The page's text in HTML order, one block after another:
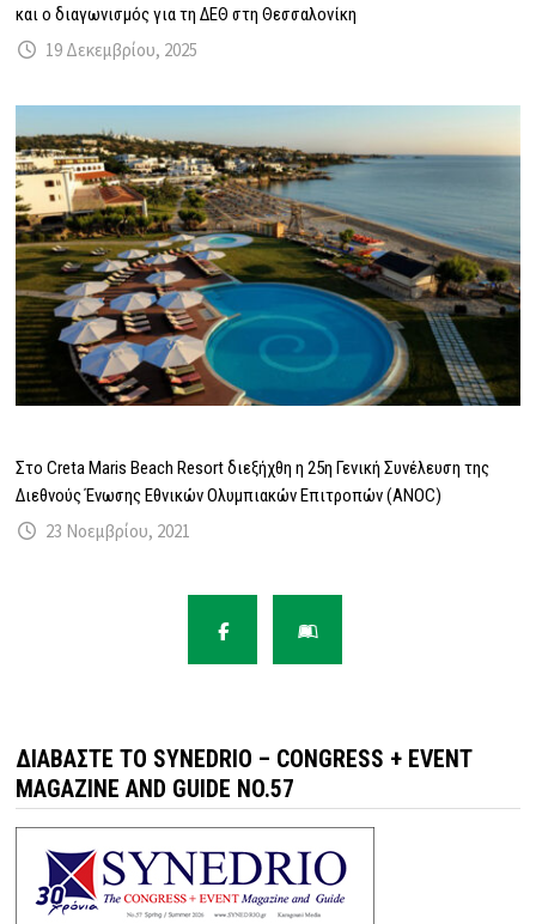
και ο διαγωνισμός για τη ΔΕΘ στη Θεσσαλονίκη
19 Δεκεμβρίου, 2025
Στο Creta Maris Beach Resort διεξήχθη η 25η Γενική Συνέλευση της
Διεθνούς Ένωσης Εθνικών Ολυμπιακών Επιτροπών (ANOC)
23 Νοεμβρίου, 2021
ΔΙΑΒΆΣΤΕ ΤΟ SYNEDRIO – CONGRESS + EVENT
MAGAZINE AND GUIDE NO.57